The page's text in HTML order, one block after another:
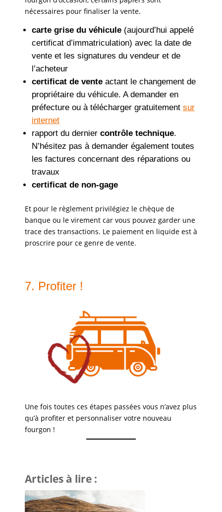
nécessaires pour finaliser la vente.
carte grise du véhicule(aujourd’hui appelé
certificat d’immatriculation) avec la date de
vente et les signatures du vendeur et de
l’acheteur
certificat de vente actant le changement de
propriétaire du véhicule. A demander en
préfecture ou à télécharger gratuitement sur
internet
rapport du derniercontrôle technique.
N’hésitez pas à demander également toutes
les factures concernant des réparations ou
travaux
certificat de non-gage
Et pour le règlement privilégiez le chèque de
banque ou le virement car vous pouvez garder une
trace des transactions. Le paiement en liquide est à
proscrire pour ce genre de vente.
7. Profiter !
Une fois toutes ces étapes passées vous n’avez plus
qu’à profiter et personnaliser votre nouveau
fourgon !
Articles à lire :